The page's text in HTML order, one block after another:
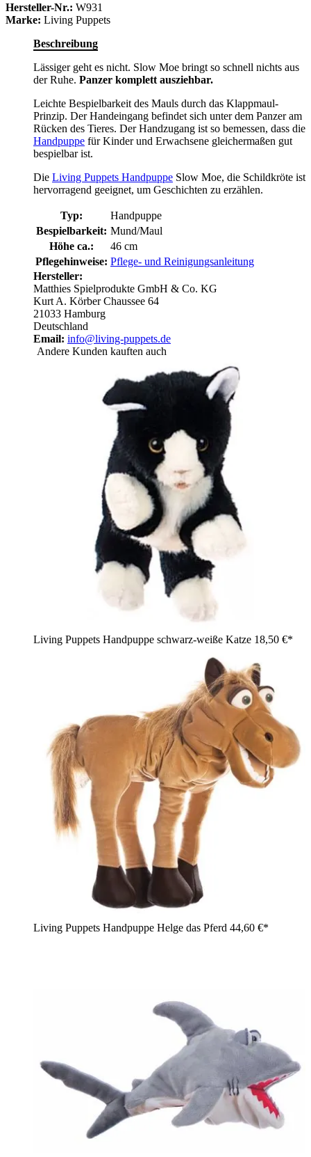
Hersteller-Nr.: W931
Marke: Living Puppets
Beschreibung
Lässiger geht es nicht. Slow Moe bringt so schnell nichts aus
der Ruhe. Panzer komplett ausziehbar.
Leichte Bespielbarkeit des Mauls durch das Klappmaul-
Prinzip. Der Handeingang befindet sich unter dem Panzer am
Rücken des Tieres. Der Handzugang ist so bemessen, dass die
Handpuppe für Kinder und Erwachsene gleichermaßen gut
bespielbar ist.
Die Living Puppets Handpuppe Slow Moe, die Schildkröte ist
hervorragend geeignet, um Geschichten zu erzählen.
Typ:
Handpuppe
Bespielbarkeit: Mund/Maul
Höhe ca.:
46 cm
Pflegehinweise: Pflege- und Reinigungsanleitung
Hersteller:
Matthies Spielprodukte GmbH & Co. KG
Kurt A. Körber Chaussee 64
21033 Hamburg
Deutschland
Email: info@living-puppets.de
Andere Kunden kauften auch
Living Puppets Handpuppe schwarz-weiße Katze 18,50 €*
Living Puppets Handpuppe Helge das Pferd 44,60 €*